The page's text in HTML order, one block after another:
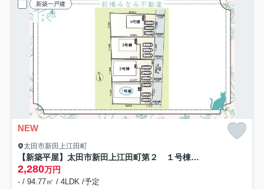
新築一戸建
NEW
太田市新田上江田町
【新築平屋】太田市新田上江田町第２ １号棟(全４棟) クレイドルガーデン 新築建売分譲
2,280万円
- / 94.77㎡ / 4LDK /予定